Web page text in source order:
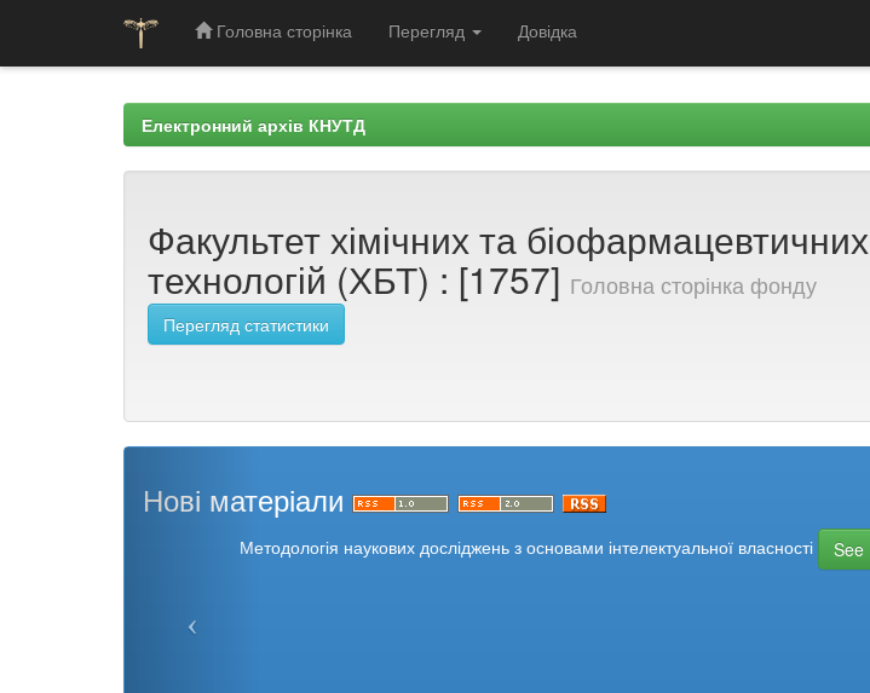
Головна сторінка Перегляд Довідка
Електронний архів КНУТД
Факультет хімічних та біофармацевтичних
технологій (ХБТ) : [1757] Головна сторінка фонду
Перегляд статистики
Нові матеріали
Методологія наукових досліджень з основами інтелектуальної власності See